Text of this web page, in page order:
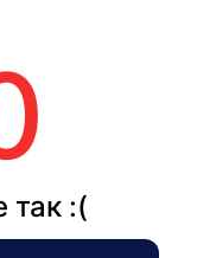
так :(